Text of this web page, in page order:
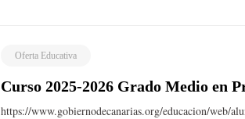
Oferta Educativa
Curso 2025-2026 Grado Medio en
https://www.gobiernodecanarias.org/educacion/web/